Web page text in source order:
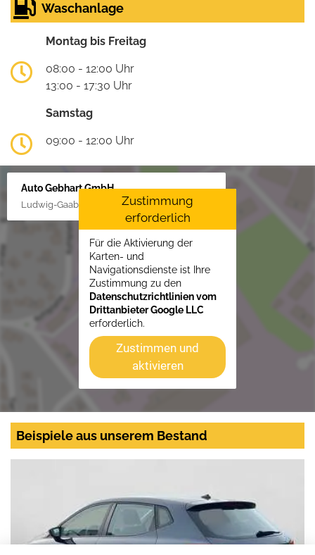
Waschanlage
Montag bis Freitag
08:00 - 12:00 Uhr
13:00 - 17:30 Uhr
Samstag
09:00 - 12:00 Uhr
Auto Gebhart GmbH
Ludwig-Gaab-Str. 4, 88427 Bad Schussenried
Zustimmung
erforderlich
Für die Aktivierung der
Karten- und
Navigationsdienste ist Ihre
Zustimmung zu den
Datenschutzrichtlinien vom
Drittanbieter Google LLC
erforderlich.
Zustimmen und
aktivieren
Beispiele aus unserem Bestand